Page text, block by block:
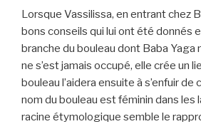
Lorsque Vassilissa, en entrant chez
bons conseils qui lui ont été donnés
branche du bouleau dont Baba Yaga
ne s’est jamais occupé, elle crée un
bouleau l’aidera ensuite à s’enfuir de
nom du bouleau est féminin dans les
racine étymologique semble le